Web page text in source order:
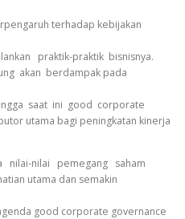
terhadap kebijakan
praktik-praktik bisnisnya.
akan berdampak pada
saat ini good corporate
utama bagi peningkatan kinerja
nilai pemegang saham
utama dan semakin
good corporate governance